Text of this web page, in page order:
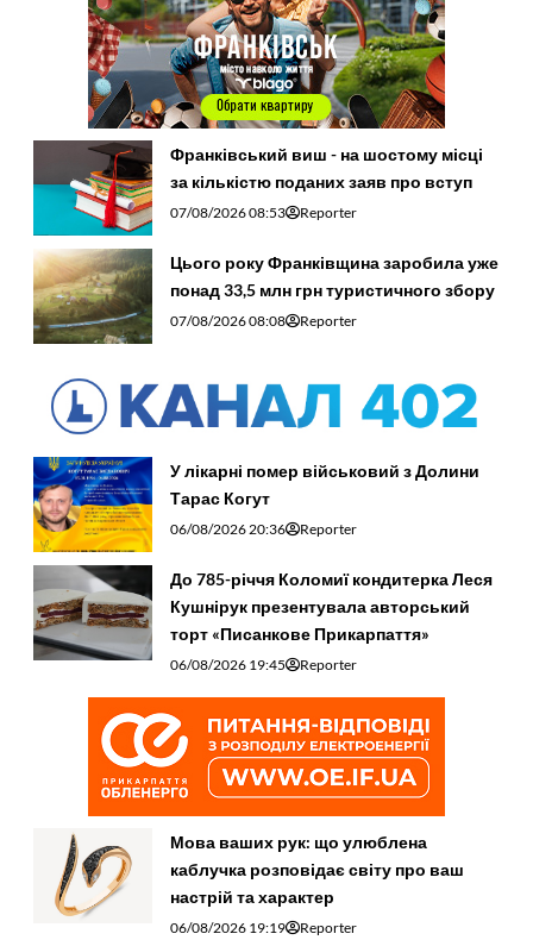
Франківський виш - на шостому місці
за кількістю поданих заяв про вступ
07/08/2026 08:53 Reporter
Цього року Франківщина заробила уже
понад 33,5 млн грн туристичного збору
07/08/2026 08:08 Reporter
У лікарні помер військовий з Долини
Тарас Когут
06/08/2026 20:36 Reporter
До 785-річчя Коломиї кондитерка Леся
Кушнірук презентувала авторський
торт «Писанкове Прикарпаття»
06/08/2026 19:45 Reporter
Мова ваших рук: що улюблена
каблучка розповідає світу про ваш
настрій та характер
06/08/2026 19:19 Reporter